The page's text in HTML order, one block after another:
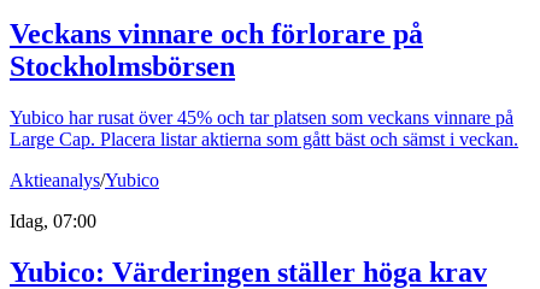
Veckans vinnare och förlorare på
Stockholmsbörsen
Yubico har rusat över 45% och tar platsen som veckans vinnare på
Large Cap. Placera listar aktierna som gått bäst och sämst i veckan.
Aktieanalys/Yubico
Idag, 07:00
Yubico: Värderingen ställer höga krav